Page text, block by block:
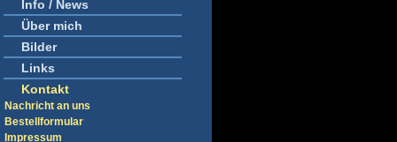
Info / News
Über mich
Bilder
Links
Kontakt
Nachricht an uns
Bestellformular
Impressum